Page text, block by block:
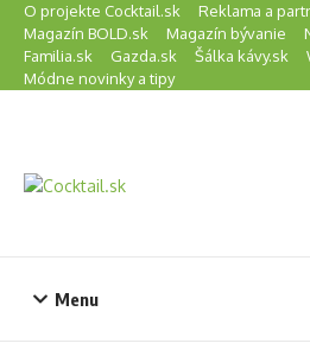
Preskočiť na obsah
O projekte Cocktail.sk
Reklama a
Magazín BOLD.sk
Magazín bývanie
Familia.sk
Gazda.sk Šálka kávy.sk
Módne novinky a tipy
Menu